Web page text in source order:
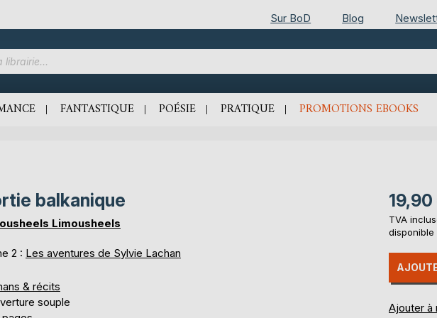
Sur BoD Blog
FANTASTIQUE POÉSIE PRATIQUE PROMOTIONS EBOOKS
balkanique
Limousheels
2 : Les aventures de Sylvie Lachan
& récits
souple
19,90
TVA
disponible
Ajouter à